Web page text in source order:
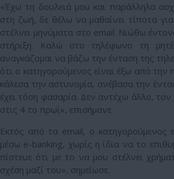
«Έχω τη δουλειά μου και παράλληλα
στη ζωή, δε θέλω να μαθαίνει τίποτα
στέλνει μηνύματα στο email. Νιώθω
στήριξη. Καλώ στο τηλέφωνο τη
αναγκάζομαι να βάζω την ένταση της
ότι ο κατηγορούμενος είναι έξω από
κάλεσα την αστυνομία, ανέβασα την
έχει τόση φασαρία. Δεν αντέχω άλλο, τον
στις 4 το πρωί», επισήμανε.
Εκτός από τα email, ο κατηγορούμενος
μέσω e-banking, χωρίς η ίδια να το
πίστευε ότι με το να μου στέλνει
σχέση μαζί του», σημείωσε.